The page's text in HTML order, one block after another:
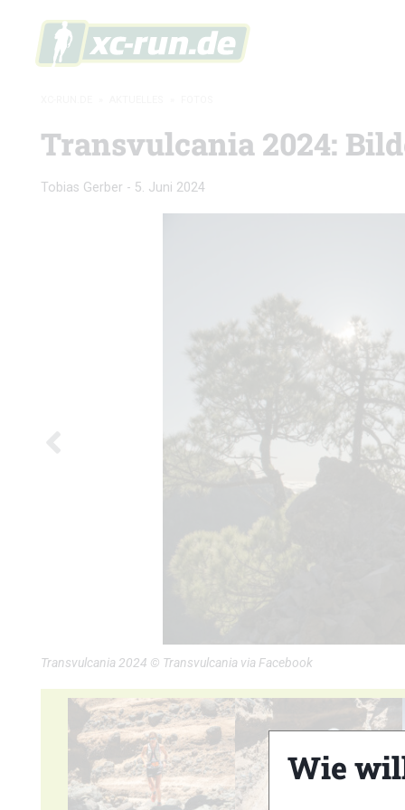
Transvulcania 2024:
Tobias Gerber - 5. Juni 2024
Transvulcania 2024 © Transvulcania via Facebook
Wie